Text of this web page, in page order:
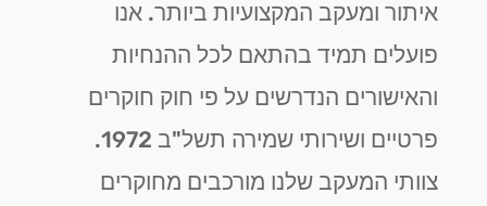
איתור ומעקב המקצועיות ביותר. אנו
פועלים תמיד בהתאם לכל ההנחיות
והאישורים הנדרשים על פי חוק חוקרים
פרטיים ושירותי שמירה תשל"ב 1972.
צוותי המעקב שלנו מורכבים מחוקרים